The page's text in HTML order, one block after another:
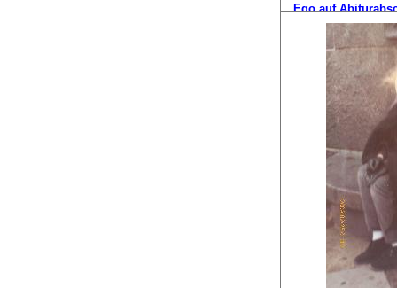
Ego auf
in